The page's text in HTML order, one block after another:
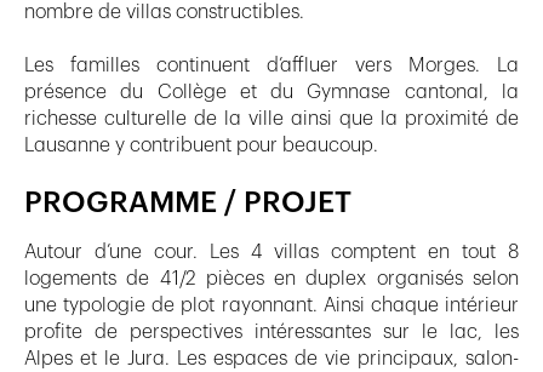
nombre de villas constructibles.
Les familles continuent d’affluer vers Morges. La
présence du Collège et du Gymnase cantonal, la
richesse culturelle de la ville ainsi que la proximité de
Lausanne y contribuent pour beaucoup.
PROGRAMME / PROJET
Autour d’une cour. Les 4 villas comptent en tout 8
logements de 41/2 pièces en duplex organisés selon
une typologie de plot rayonnant. Ainsi chaque intérieur
profite de perspectives intéressantes sur le lac, les
Alpes et le Jura. Les espaces de vie principaux, salon-